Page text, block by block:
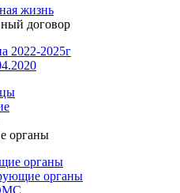
жизнь
договор
2022-2025г
органы
органы
органы